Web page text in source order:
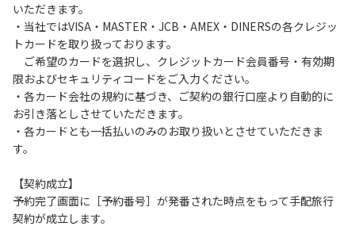
いただきます。
・当社ではVISA・MASTER・JCB・AMEX・DINERSの各クレジッ
トカードを取り扱っております。
ご希望のカードを選択し、クレジットカード会員番号・有効期
限およびセキュリティコードをご入力ください。
・各カード会社の規約に基づき、ご契約の銀行口座より自動的に
お引き落としさせていただきます。
・各カードとも一括払いのみのお取り扱いとさせていただきま
す。
【契約成立】
予約完了画面に［予約番号］が発番された時点をもって手配旅行
契約が成立します。